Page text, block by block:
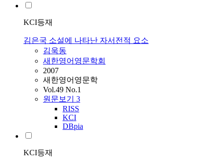
KCI등재
김은국 소설에 나타난 자서전적 요소
김욱동
새한영어영문학회
2007
새한영어영문학
Vol.49 No.1
원문보기 3
RISS
KCI
DBpia
KCI등재